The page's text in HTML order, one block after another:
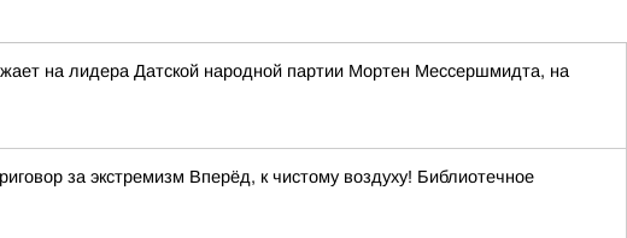
на лидера Датской народной партии Мортен Мессершмидта, на
за экстремизм Вперёд, к чистому воздуху! Библиотечное